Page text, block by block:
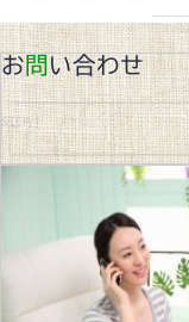
お問い合わせ
STEP.1